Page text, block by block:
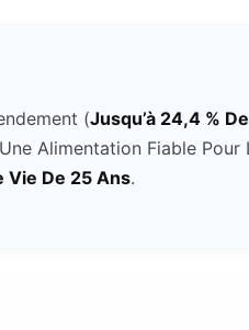
(Jusqu’à 24,4 %
Alimentation Fiable
Vie De 25 Ans.